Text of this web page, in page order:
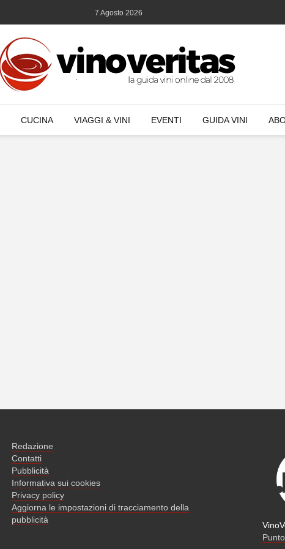
7 Agosto 2026
CUCINA VIAGGI & VINI EVENTI GUIDA VINI
Redazione
Contatti
Pubblicità
Informativa sui cookies
Privacy policy
Aggiorna le impostazioni di tracciamento della
pubblicità